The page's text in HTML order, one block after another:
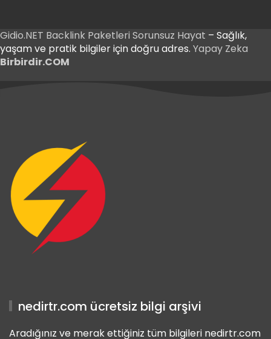
Gidio.NET Backlink Paketleri Sorunsuz Hayat – Sağlık,
yaşam ve pratik bilgiler için doğru adres. Yapay Zeka
Birbirdir.COM
nedirtr.com ücretsiz bilgi arşivi
Aradığınız ve merak ettiğiniz tüm bilgileri nedirtr.com